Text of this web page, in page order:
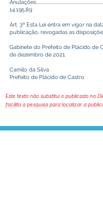
14.195,89
Art. 3º Esta Lei entra em vigor na
publicação, revogadas as
Gabinete do Prefeito de Plácido de
de dezembro de 2021.
Camilo da Silva
Prefeito de Plácido de Castro
Este texto não substitui o publicado no
facilita a pesquisa para localizar a